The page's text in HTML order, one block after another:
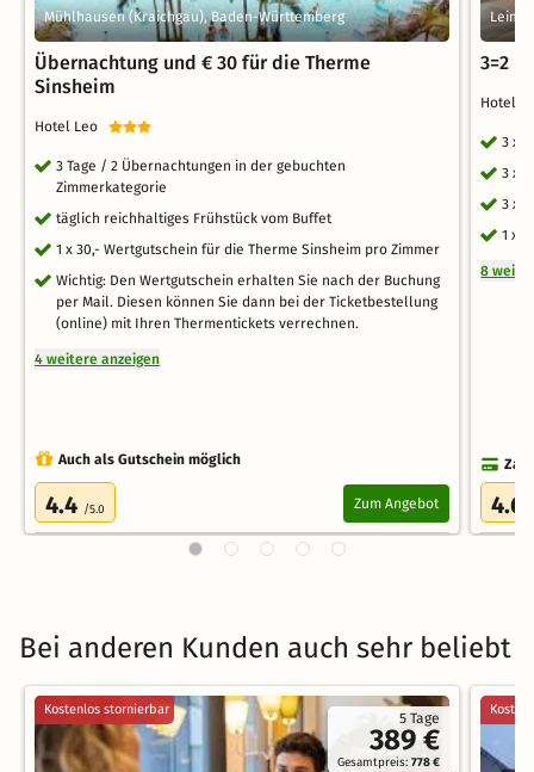
Mühlhausen (Kraichgau), Baden-Württemberg
Übernachtung und € 30 für die Therme
Sinsheim
Hotel Leo
3 Tage / 2 Übernachtungen in der gebuchten
Zimmerkategorie
täglich reichhaltiges Frühstück vom Buffet
1 x 30,- Wertgutschein für die Therme Sinsheim pro Zimmer
Wichtig: Den Wertgutschein erhalten Sie nach der Buchung
per Mail. Diesen können Sie dann bei der Ticketbestellung
(online) mit Ihren Thermentickets verrechnen.
4 weitere anzeigen
Auch als Gutschein möglich
4.4 /5.0 Zum Angebot
3=2
Hotel
3 x
3 x
3 x
1 x
8
4.6
Bei anderen Kunden auch sehr beliebt
5 Tage
389 €
Gesamtpreis:778 €
Kostenlos stornierbar